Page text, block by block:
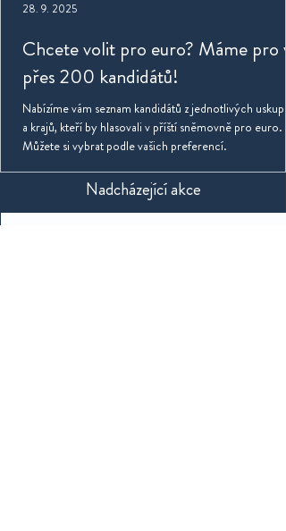
Chcete volit pro euro? Máme pro
přes 200 kandidátů!
Nabízíme vám seznam kandidátů z jednotlivých
a krajů, kteří by hlasovali v příští sněmovně pro euro.
Můžete si vybrat podle vašich preferencí.
28. 9. 2025
Nadcházející akce